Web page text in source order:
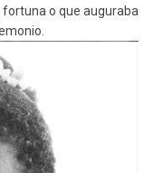
o que auguraba